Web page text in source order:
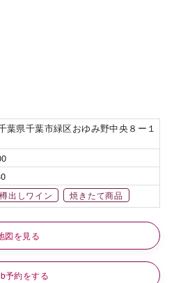
葉県千葉市緑区おゆみ野中央８ー１
樽出しワイン 焼きたて商品
図を見る
予約をする